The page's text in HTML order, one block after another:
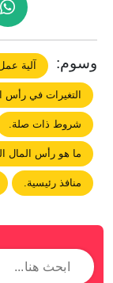
وسوم: آلية
التغيرات في رأس
شروط ذات صلة.
ما هو رأس المال
منافذ رئيسية.